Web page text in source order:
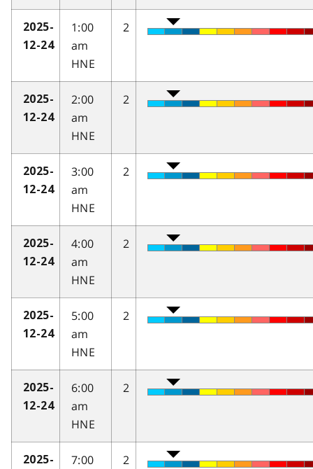
2025-
12-24
1:00
am
HNE
2
2025-
12-24
2:00
am
HNE
2
2025-
12-24
3:00
am
HNE
2
2025-
12-24
4:00
am
HNE
2
2025-
12-24
5:00
am
HNE
2
2025-
12-24
6:00
am
HNE
2
2025-
7:00
2